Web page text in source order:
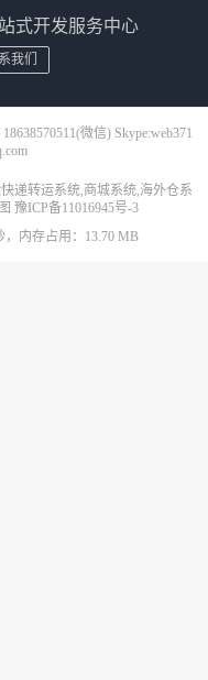
式开发服务中心
我们
微信) Skype:web371
递转运系统,商城系统,海外仓系
豫ICP备11016945号-3
，内存占用：13.70 MB